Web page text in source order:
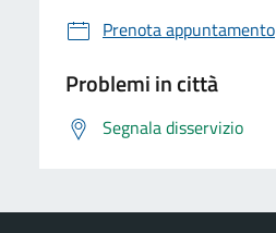
Prenota appuntamento
Problemi in città
Segnala disservizio